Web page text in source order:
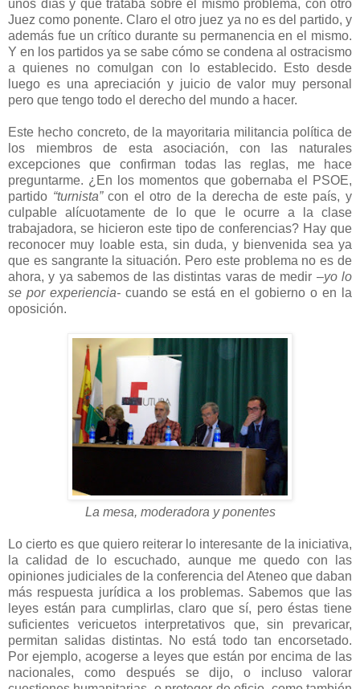
unos días y que trataba sobre el mismo problema, con otro
Juez como ponente. Claro el otro juez ya no es del partido, y
además fue un crítico durante su permanencia en el mismo.
Y en los partidos ya se sabe cómo se condena al ostracismo
a quienes no comulgan con lo establecido. Esto desde
luego es una apreciación y juicio de valor muy personal
pero que tengo todo el derecho del mundo a hacer.
Este hecho concreto, de la mayoritaria militancia política de
los miembros de esta asociación, con las naturales
excepciones que confirman todas las reglas, me hace
preguntarme. ¿En los momentos que gobernaba el PSOE,
partido “turnista”con el otro de la derecha de este país, y
culpable alícuotamente de lo que le ocurre a la clase
trabajadora, se hicieron este tipo de conferencias? Hay que
reconocer muy loable esta, sin duda, y bienvenida sea ya
que es sangrante la situación. Pero este problema no es de
ahora, y ya sabemos de las distintas varas de medir –yo lo
se por experiencia- cuando se está en el gobierno o en la
oposición.
La mesa, moderadora y ponentes
Lo cierto es que quiero reiterar lo interesante de la iniciativa,
la calidad de lo escuchado, aunque me quedo con las
opiniones judiciales de la conferencia del Ateneo que daban
más respuesta jurídica a los problemas. Sabemos que las
leyes están para cumplirlas, claro que sí, pero éstas tiene
suficientes vericuetos interpretativos que, sin prevaricar,
permitan salidas distintas. No está todo tan encorsetado.
Por ejemplo, acogerse a leyes que están por encima de las
nacionales, como después se dijo, o incluso valorar